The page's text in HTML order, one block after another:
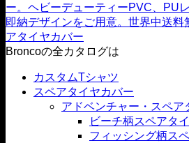
ー。ヘビーデューティーPVC、PU
即納デザインをご用意。世界中送料
アタイヤカバー
Broncoの全カタログは
カスタムTシャツ
スペアタイヤカバー
アドベンチャー・スペア
ビーチ柄スペアタ
フィッシング柄ス